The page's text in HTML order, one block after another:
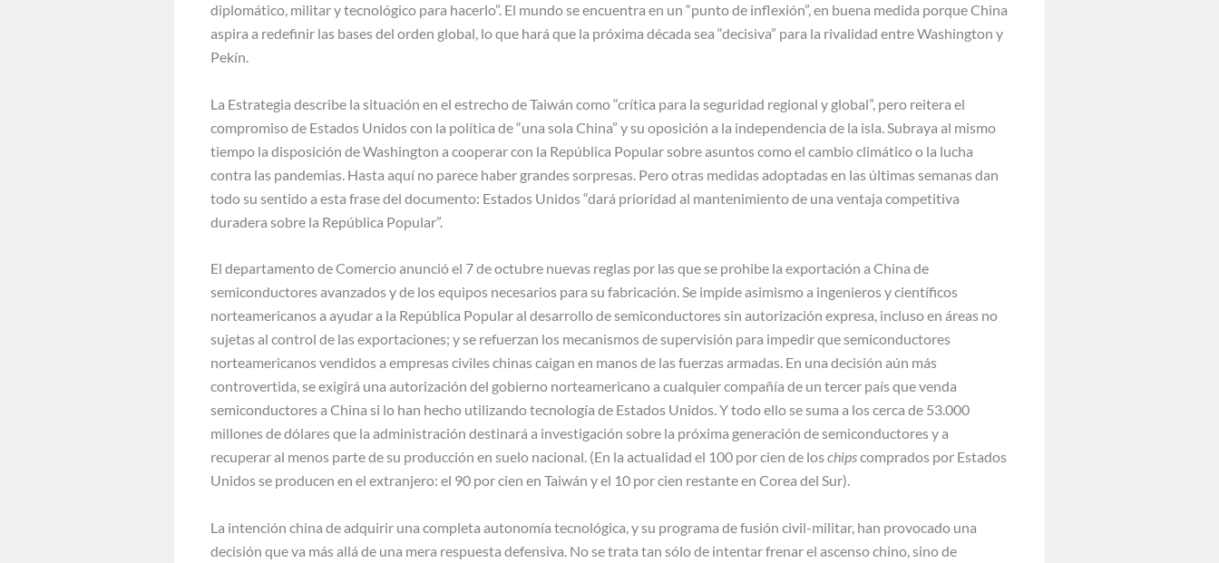
diplomático, militar y tecnológico para hacerlo”. El mundo se encuentra en un “punto de inflexión”, en buena medida porque China
aspira a redefinir las bases del orden global, lo que hará que la próxima década sea “decisiva” para la rivalidad entre Washington y
Pekín.
La Estrategia describe la situación en el estrecho de Taiwán como “crítica para la seguridad regional y global”, pero reitera el
compromiso de Estados Unidos con la política de “una sola China” y su oposición a la independencia de la isla. Subraya al mismo
tiempo la disposición de Washington a cooperar con la República Popular sobre asuntos como el cambio climático o la lucha
contra las pandemias. Hasta aquí no parece haber grandes sorpresas. Pero otras medidas adoptadas en las últimas semanas dan
todo su sentido a esta frase del documento: Estados Unidos “dará prioridad al mantenimiento de una ventaja competitiva
duradera sobre la República Popular”.
El departamento de Comercio anunció el 7 de octubre nuevas reglas por las que se prohibe la exportación a China de
semiconductores avanzados y de los equipos necesarios para su fabricación. Se impide asimismo a ingenieros y científicos
norteamericanos a ayudar a la República Popular al desarrollo de semiconductores sin autorización expresa, incluso en áreas no
sujetas al control de las exportaciones; y se refuerzan los mecanismos de supervisión para impedir que semiconductores
norteamericanos vendidos a empresas civiles chinas caigan en manos de las fuerzas armadas. En una decisión aún más
controvertida, se exigirá una autorización del gobierno norteamericano a cualquier compañía de un tercer país que venda
semiconductores a China si lo han hecho utilizando tecnología de Estados Unidos. Y todo ello se suma a los cerca de 53.000
millones de dólares que la administración destinará a investigación sobre la próxima generación de semiconductores y a
recuperar al menos parte de su producción en suelo nacional. (En la actualidad el 100 por cien de loschipscomprados por Estados
Unidos se producen en el extranjero: el 90 por cien en Taiwán y el 10 por cien restante en Corea del Sur).
La intención china de adquirir una completa autonomía tecnológica, y su programa de fusión civil-militar, han provocado una
decisión que va más allá de una mera respuesta defensiva. No se trata tan sólo de intentar frenar el ascenso chino, sino de